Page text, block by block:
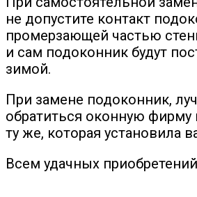
не допустите контакт
промерзающей частью
и сам подоконник будут
зимой.
При замене подоконник,
обратиться оконную фирму
ту же, которая установила
Всем удачных